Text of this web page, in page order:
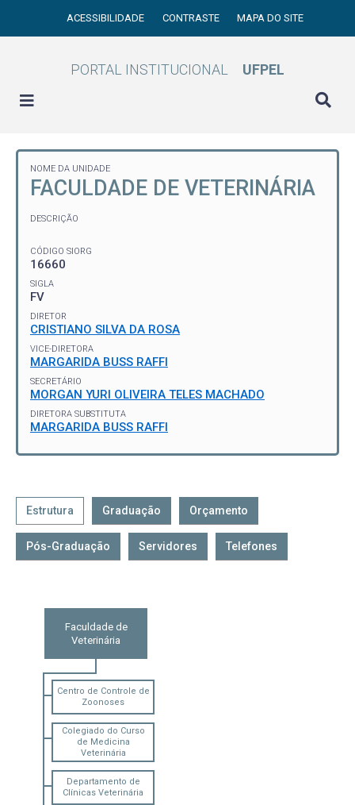
ACESSIBILIDADE CONTRASTE MAPA DO SITE
PORTAL INSTITUCIONAL UFPEL
NOME DA UNIDADE
FACULDADE DE VETERINÁRIA
DESCRIÇÃO
CÓDIGO SIORG
16660
SIGLA
FV
DIRETOR
CRISTIANO SILVA DA ROSA
VICE-DIRETORA
MARGARIDA BUSS RAFFI
SECRETÁRIO
MORGAN YURI OLIVEIRA TELES MACHADO
DIRETORA SUBSTITUTA
MARGARIDA BUSS RAFFI
Estrutura Graduação Orçamento
Pós-Graduação Servidores Telefones
Faculdade de
Veterinária
Centro de Controle de
Zoonoses
Colegiado do Curso
de Medicina
Veterinária
Departamento de
Clínicas Veterinária